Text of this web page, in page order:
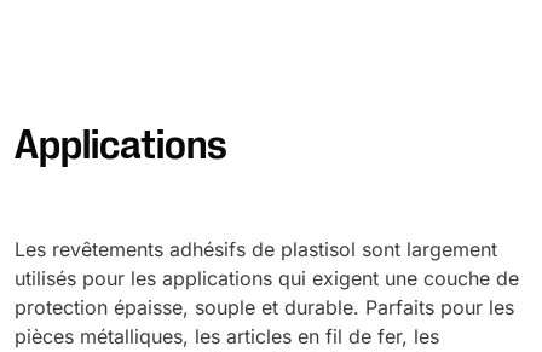
Applications
Les revêtements adhésifs de plastisol sont largement
utilisés pour les applications qui exigent une couche de
protection épaisse, souple et durable. Parfaits pour les
pièces métalliques, les articles en fil de fer, les